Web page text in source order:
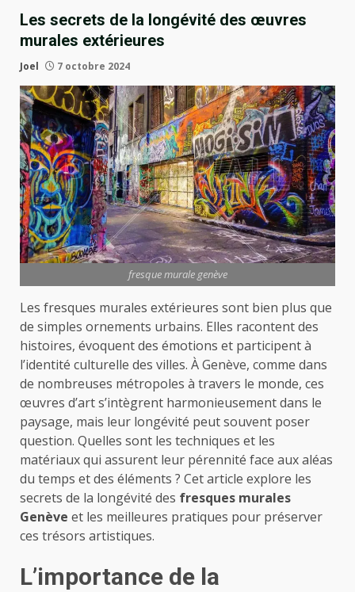
Les secrets de la longévité des œuvres
murales extérieures
Joel 7 octobre 2024
fresque murale genève
Les fresques murales extérieures sont bien plus que
de simples ornements urbains. Elles racontent des
histoires, évoquent des émotions et participent à
l’identité culturelle des villes. À Genève, comme dans
de nombreuses métropoles à travers le monde, ces
œuvres d’art s’intègrent harmonieusement dans le
paysage, mais leur longévité peut souvent poser
question. Quelles sont les techniques et les
matériaux qui assurent leur pérennité face aux aléas
du temps et des éléments ? Cet article explore les
secrets de la longévité des fresques murales
Genève et les meilleures pratiques pour préserver
ces trésors artistiques.
L’importance de la